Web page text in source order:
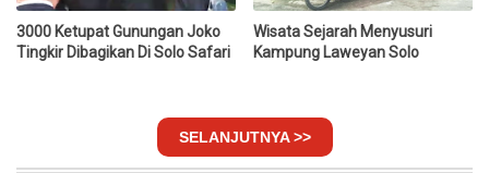
3000 Ketupat Gunungan Joko
Tingkir Dibagikan Di Solo Safari
Wisata Sejarah Menyusuri
Kampung Laweyan Solo
SELANJUTNYA >>